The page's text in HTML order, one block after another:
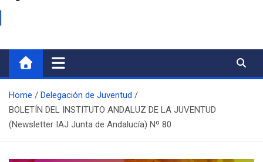
Home
Delegación de Juventud
BOLETÍN DEL INSTITUTO ANDALUZ DE LA JUVENTUD
(Newsletter IAJ Junta de Andalucía) Nº 80